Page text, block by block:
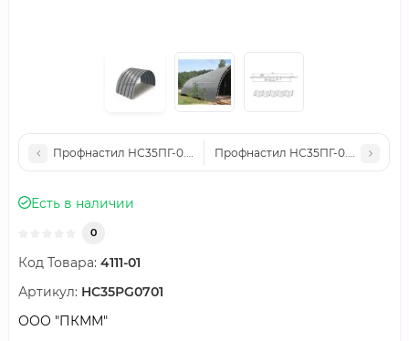
Профнастил НС35ПГ-0.5, Ширина-1000, Полиэстер RAL6018
Профнастил НС35ПГ-0.5,
Есть в наличии
0
Код Товара: 4111-01
Артикул: HC35PG0701
ООО "ПКММ"